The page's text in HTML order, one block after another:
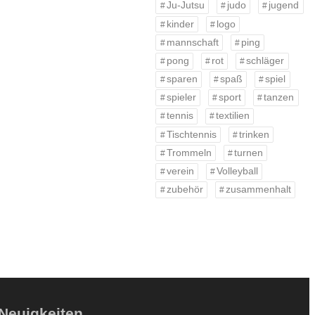
Ju-Jutsu
judo
jugend
kinder
logo
mannschaft
ping
pong
rot
schläger
sparen
spaß
spiel
spieler
sport
tanzen
tennis
textilien
Tischtennis
trinken
Trommeln
turnen
verein
Volleyball
zubehör
zusammenhalt